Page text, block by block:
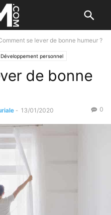
se lever de bonne humeur ?
Développement personnel
de bonne
- 13/01/2020 0